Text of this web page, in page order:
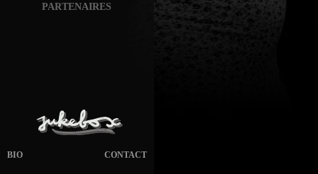
PARTENAIRES
CONTACT
BIO